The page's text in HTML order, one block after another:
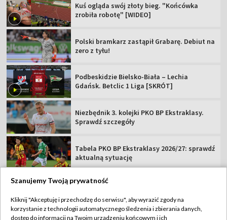
Kuś ogląda swój złoty bieg. "Końcówka
zrobiła robotę" [WIDEO]
Polski bramkarz zastąpił Grabarę. Debiut na
zero z tyłu!
Podbeskidzie Bielsko-Biała – Lechia
Gdańsk. Betclic 1 Liga [SKRÓT]
Niezbędnik 3. kolejki PKO BP Ekstraklasy.
Sprawdź szczegóły
Tabela PKO BP Ekstraklasy 2026/27: sprawdź
aktualną sytuację
TVP
Szanujemy Twoją prywatność
Kliknij "Akceptuję i przechodzę do serwisu", aby wyrazić zgody na
korzystanie z technologii automatycznego śledzenia i zbierania danych,
dostęp do informacji na Twoim urządzeniu końcowym i ich